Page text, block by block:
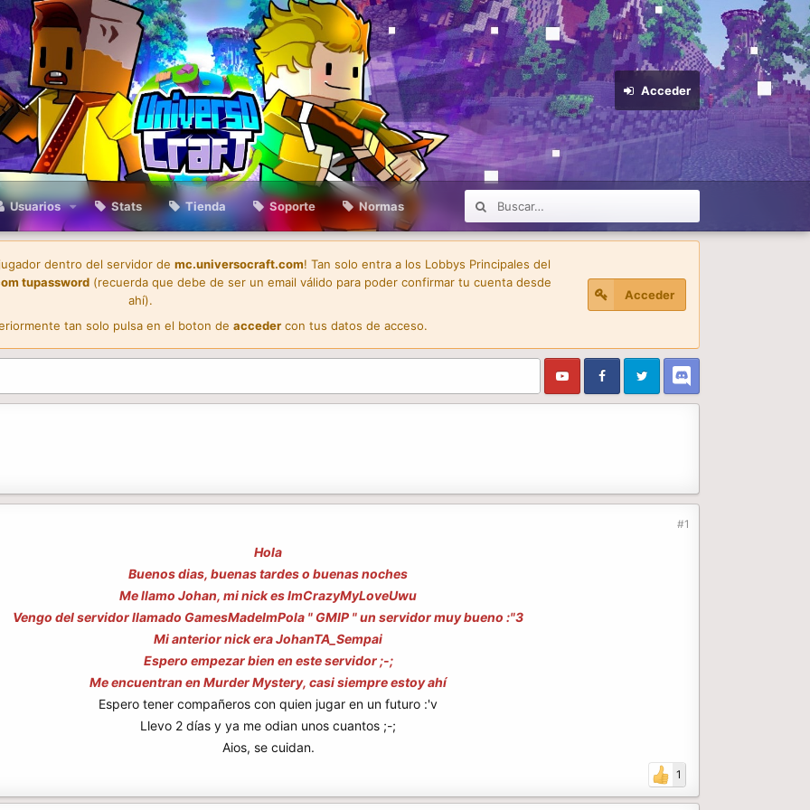
Acceder
Usuarios Stats Tienda Soporte Normas
dentro del servidor de mc.universocraft.com! Tan solo entra a los Lobbys Principales del
tupassword (recuerda que debe de ser un email válido para poder confirmar tu cuenta desde
ahí).
tan solo pulsa en el boton de accedercon tus datos de acceso.
Acceder
#1
Hola
Buenos dias, buenas tardes o buenas noches
Me llamo Johan, mi nick es ImCrazyMyLoveUwu
Vengo del servidor llamado GamesMadeImPola " GMIP " un servidor muy bueno :"3
Mi anterior nick era JohanTA_Sempai
Espero empezar bien en este servidor ;-;
Me encuentran en Murder Mystery, casi siempre estoy ahí
Espero tener compañeros con quien jugar en un futuro :'v
Llevo 2 días y ya me odian unos cuantos ;-;
Aios, se cuidan.​
1